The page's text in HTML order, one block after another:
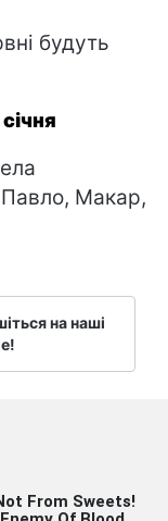
будуть
Павло, Макар,
на наші